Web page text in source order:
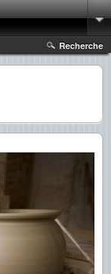
Recherche